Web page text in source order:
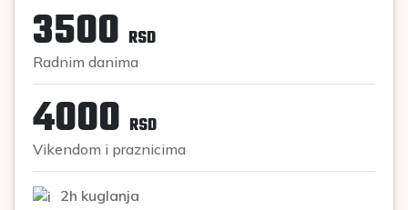
3500 RSD
Radnim danima
4000 RSD
Vikendom i praznicima
2h kuglanja